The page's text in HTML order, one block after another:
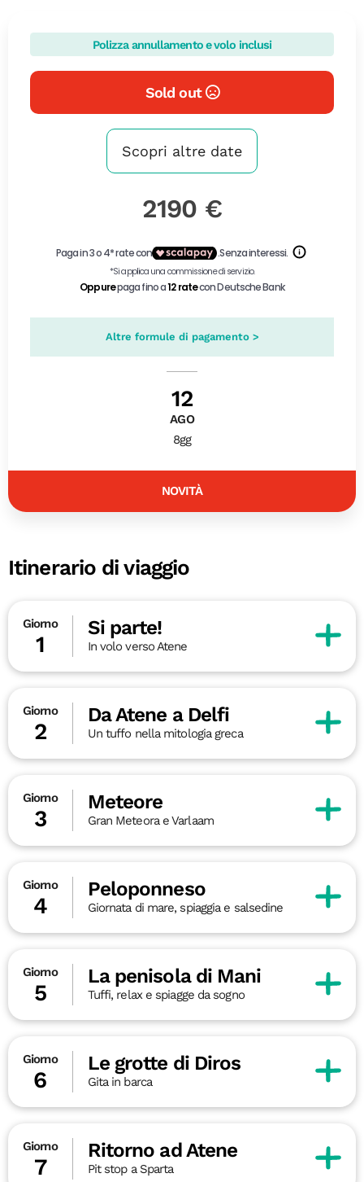
Polizza annullamento e volo inclusi
Sold out
Scopri altre date
2190 €
Altre formule di pagamento >
12
AGO
8gg
NOVITÀ
Itinerario di viaggio
Giorno
1
Si parte!
In volo verso Atene
Giorno
2
Da Atene a Delfi
Un tuffo nella mitologia greca
Giorno
3
Meteore
Gran Meteora e Varlaam
Giorno
4
Peloponneso
Giornata di mare, spiaggia e salsedine
Giorno
5
La penisola di Mani
Tuffi, relax e spiagge da sogno
Giorno
6
Le grotte di Diros
Gita in barca
Giorno
7
Ritorno ad Atene
Pit stop a Sparta